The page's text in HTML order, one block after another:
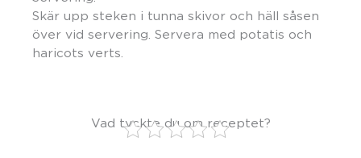
Skär upp steken i tunna skivor och häll såsen
över vid servering. Servera med potatis och
haricots verts.
Vad tyckte du om receptet?